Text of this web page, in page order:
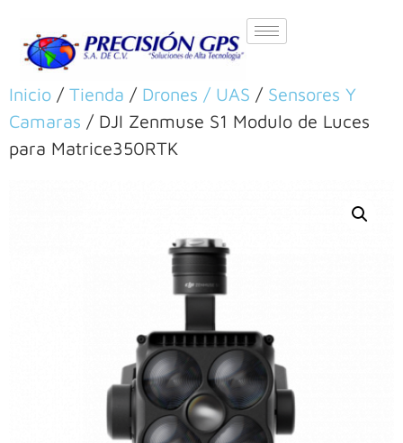
Inicio / Tienda / Drones / UAS / Sensores Y
Camaras / DJI Zenmuse S1 Modulo de Luces
para Matrice350RTK